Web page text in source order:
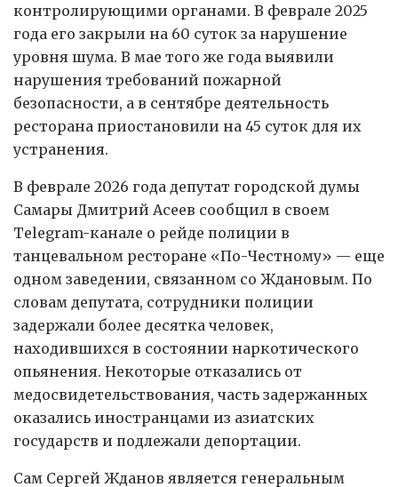
контролирующими органами. В феврале 2025
года его закрыли на 60 суток за нарушение
уровня шума. В мае того же года выявили
нарушения требований пожарной
безопасности, а в сентябре деятельность
ресторана приостановили на 45 суток для их
устранения.
В феврале 2026 года депутат городской думы
Самары Дмитрий Асеев сообщил в своем
Telegram-канале о рейде полиции в
танцевальном ресторане «По-Честному» — еще
одном заведении, связанном со Ждановым. По
словам депутата, сотрудники полиции
задержали более десятка человек,
находившихся в состоянии наркотического
опьянения. Некоторые отказались от
медосвидетельствования, часть задержанных
оказались иностранцами из азиатских
государств и подлежали депортации.
Сам Сергей Жданов является генеральным